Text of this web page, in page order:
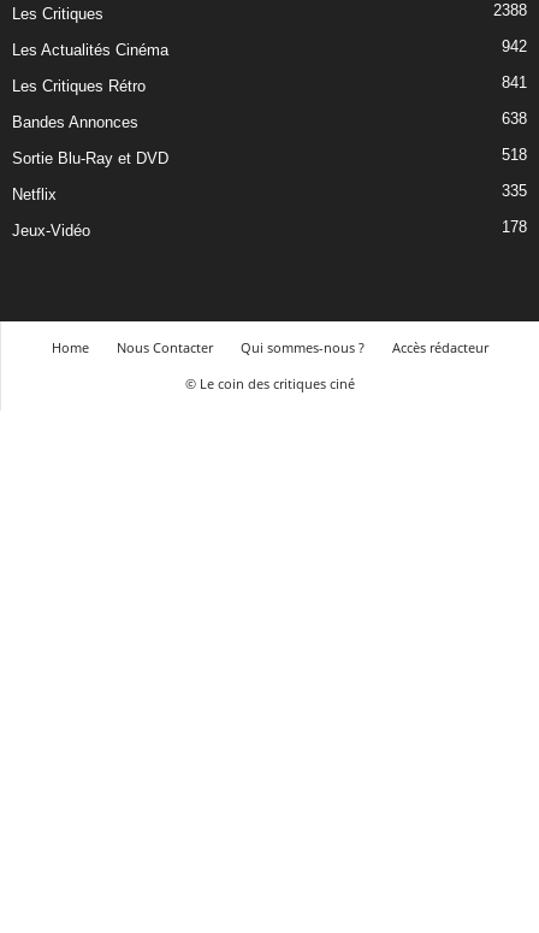
Les Critiques 2388
Les Actualités Cinéma 942
Les Critiques Rétro 841
Bandes Annonces 638
Sortie Blu-Ray et DVD 518
Netflix 335
Jeux-Vidéo 178
Home Nous Contacter Qui sommes-nous ?
Accès rédacteur
© Le coin des critiques ciné